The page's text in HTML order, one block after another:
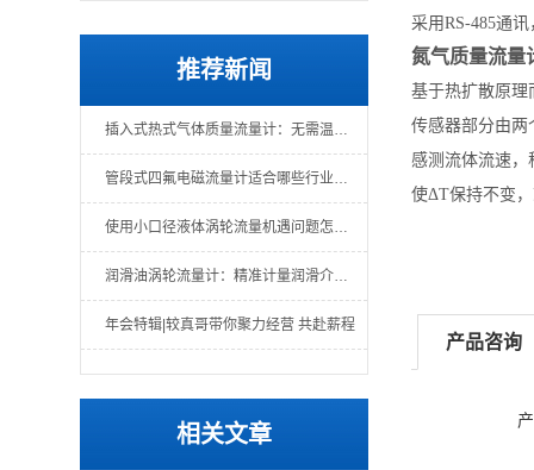
推荐新闻
插入式热式气体质量流量计：无需温压补偿的直接质量测量
管段式四氟电磁流量计适合哪些行业场景？
使用小口径液体涡轮流量机遇问题怎么办？一文教你解决
润滑油涡轮流量计：精准计量润滑介质的关键仪表
年会特辑|较真哥带你聚力经营 共赴薪程
相关文章
采用RS-485通讯
氮气质量流量
基于热扩散原理
传感器部分由两
感测流体流速
使ΔT保持不变
产品咨询